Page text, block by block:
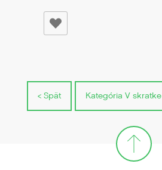
< Spät Kategória V skratke